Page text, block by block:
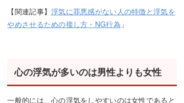
【関連記事】浮気に罪悪感がない人の特徴と浮気を
やめさせるための接し方・NG行為 」
心の浮気が多いのは男性よりも女性
一般的には、心の浮気をしやすいのは女性であると